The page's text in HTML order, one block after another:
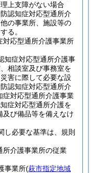
上支障がない場合
認知症対応型通所介
の事業所、施設等の
る。
対応型通所介護事業所
知症対応型通所介護事
相談室及び事務室を
害に際して必要な設
認知症対応型通所介
症対応型通所介護事業
症対応型通所介護を
び備品等を備えなけ
し必要な基準は、規則
所介護事業所の従業
事業所(萩市指定地域